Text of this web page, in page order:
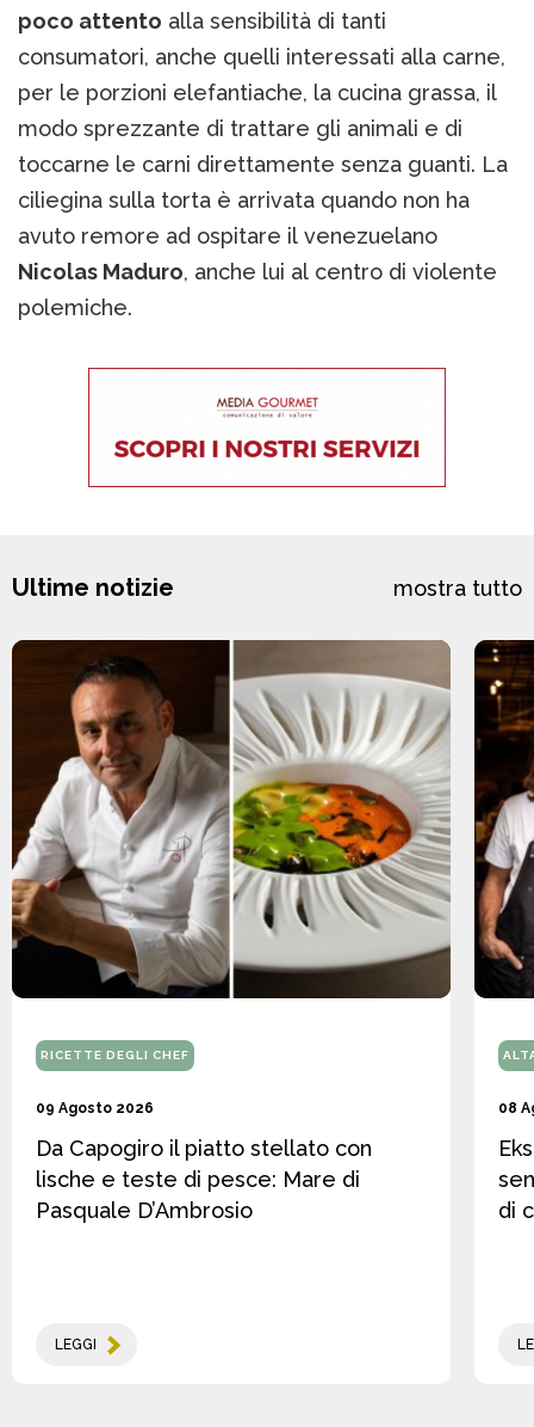
poco attento alla sensibilità di tanti
consumatori, anche quelli interessati alla carne,
per le porzioni elefantiache, la cucina grassa, il
modo sprezzante di trattare gli animali e di
toccarne le carni direttamente senza guanti. La
ciliegina sulla torta è arrivata quando non ha
avuto remore ad ospitare il venezuelano
Nicolas Maduro, anche lui al centro di violente
polemiche.
Ultime notizie mostra tutto
RICETTE DEGLI CHEF
09 Agosto 2026
Da Capogiro il piatto stellato con
lische e teste di pesce: Mare di
Pasquale D’Ambrosio
LEGGI
08
di